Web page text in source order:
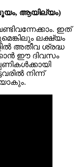
പൂയം, ആയില്യം)
ഇത്
ലക്ഷ്യം
അതീവ ശ്രദ്ധ
ഈ ദിവസം
നിന്ന്